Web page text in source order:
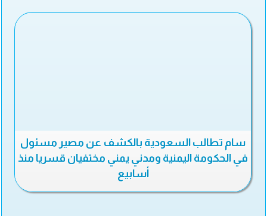
سام تطالب السعودية بالكشف عن مصير مسئول
في الحكومة اليمنية ومدني يمني مختفيان قسريا منذ
أسابيع